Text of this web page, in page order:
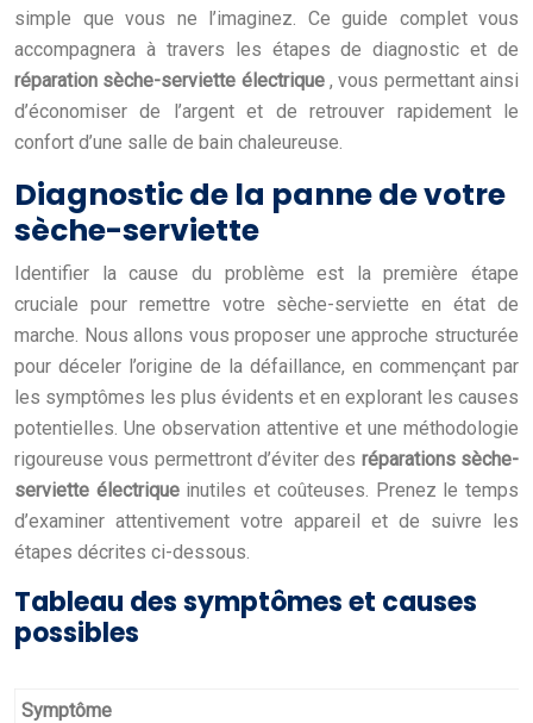
simple que vous ne l’imaginez. Ce guide complet vous
accompagnera à travers les étapes de diagnostic et de
réparation sèche-serviette électrique , vous permettant ainsi
d’économiser de l’argent et de retrouver rapidement le
confort d’une salle de bain chaleureuse.
Diagnostic de la panne de votre
sèche-serviette
Identifier la cause du problème est la première étape
cruciale pour remettre votre sèche-serviette en état de
marche. Nous allons vous proposer une approche structurée
pour déceler l’origine de la défaillance, en commençant par
les symptômes les plus évidents et en explorant les causes
potentielles. Une observation attentive et une méthodologie
rigoureuse vous permettront d’éviter des réparations sèche-
serviette électrique inutiles et coûteuses. Prenez le temps
d’examiner attentivement votre appareil et de suivre les
étapes décrites ci-dessous.
Tableau des symptômes et causes
possibles
Symptôme